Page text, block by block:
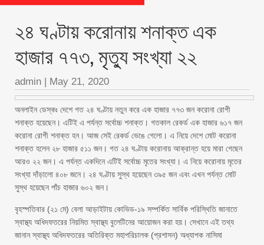
২৪ ঘণ্টায় করোনায় শনাক্ত এক
হাজার ৭৭৩, মৃত্যু সংখ্যা ২২
admin | May 21, 2020
অনলাইন ডেস্কঃ দেশে গত ২৪ ঘণ্টায় নতুন করে এক হাজার ৭৭৩ জন করোনা রোগী
শনাক্ত হয়েছেন। এটিই এ পর্যন্ত সর্বোচ্চ শনাক্ত। গতকাল রেকর্ড এক হাজার ৬১৭ জন
করোনা রোগী শনাক্ত হন। আজ সেই রেকর্ড ভেঙে গেলো। এ নিয়ে দেশে মোট করোনা
শনাক্ত হলেন ২৮ হাজার ৫১১ জন। গত ২৪ ঘণ্টায় করোনায় আক্রান্ত হয়ে মারা গেছেন
আরও ২২ জন। এ পর্যন্ত একদিনে এটিই সর্বোচ্চ মৃতের সংখ্যা। এ নিয়ে করোনায় মৃতের
সংখ্যা দাঁড়ালো ৪০৮ জনে। ২৪ ঘণ্টায় সুস্থ হয়েছেন ৩৯৫ জন এবং এখন পর্যন্ত মোট
সুস্থ হয়েছেন পাঁচ হাজার ৬০২ জন।
বৃহস্পতিবার (২১ মে) বেলা আড়াইটায় কোভিড-১৯ সম্পর্কিত সার্বিক পরিস্থিতি জানাতে
স্বাস্থ্য অধিদফতরের নিয়মিত স্বাস্থ্য বুলেটিনের আয়োজন করা হয়। সেখানে এই তথ্য
জানান স্বাস্থ্য অধিদফতরের অতিরিক্ত মহাপরিচালক (প্রশাসন) অধ্যাপক নাসিমা